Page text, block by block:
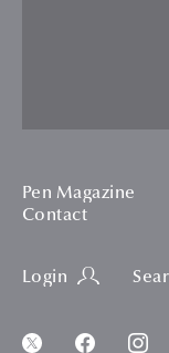
Pen Magazine
Contact
Login